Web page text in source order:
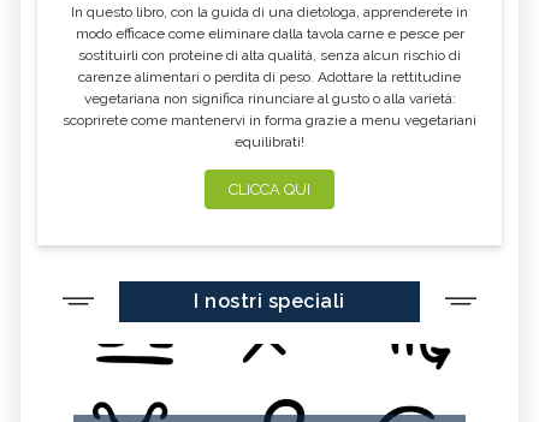
In questo libro, con la guida di una dietologa, apprenderete in
modo efficace come eliminare dalla tavola carne e pesce per
sostituirli con proteine di alta qualità, senza alcun rischio di
carenze alimentari o perdita di peso. Adottare la rettitudine
vegetariana non significa rinunciare al gusto o alla varietà:
scoprirete come mantenervi in forma grazie a menu vegetariani
equilibrati!
CLICCA QUI
I nostri speciali